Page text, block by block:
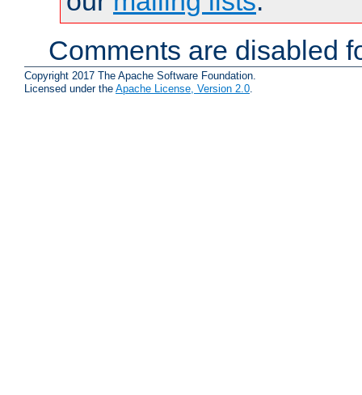
Comments are disabled
Copyright 2017 The Apache Software Foundation.
Licensed under the Apache License, Version 2.0